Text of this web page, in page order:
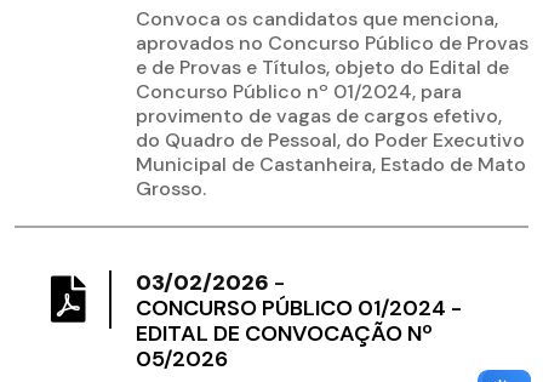
Convoca os candidatos que menciona,
aprovados no Concurso Público de Provas
e de Provas e Títulos, objeto do Edital de
Concurso Público nº 01/2024, para
provimento de vagas de cargos efetivo,
do Quadro de Pessoal, do Poder Executivo
Municipal de Castanheira, Estado de Mato
Grosso.
03/02/2026 -
CONCURSO PÚBLICO 01/2024 -
EDITAL DE CONVOCAÇÃO Nº
05/2026